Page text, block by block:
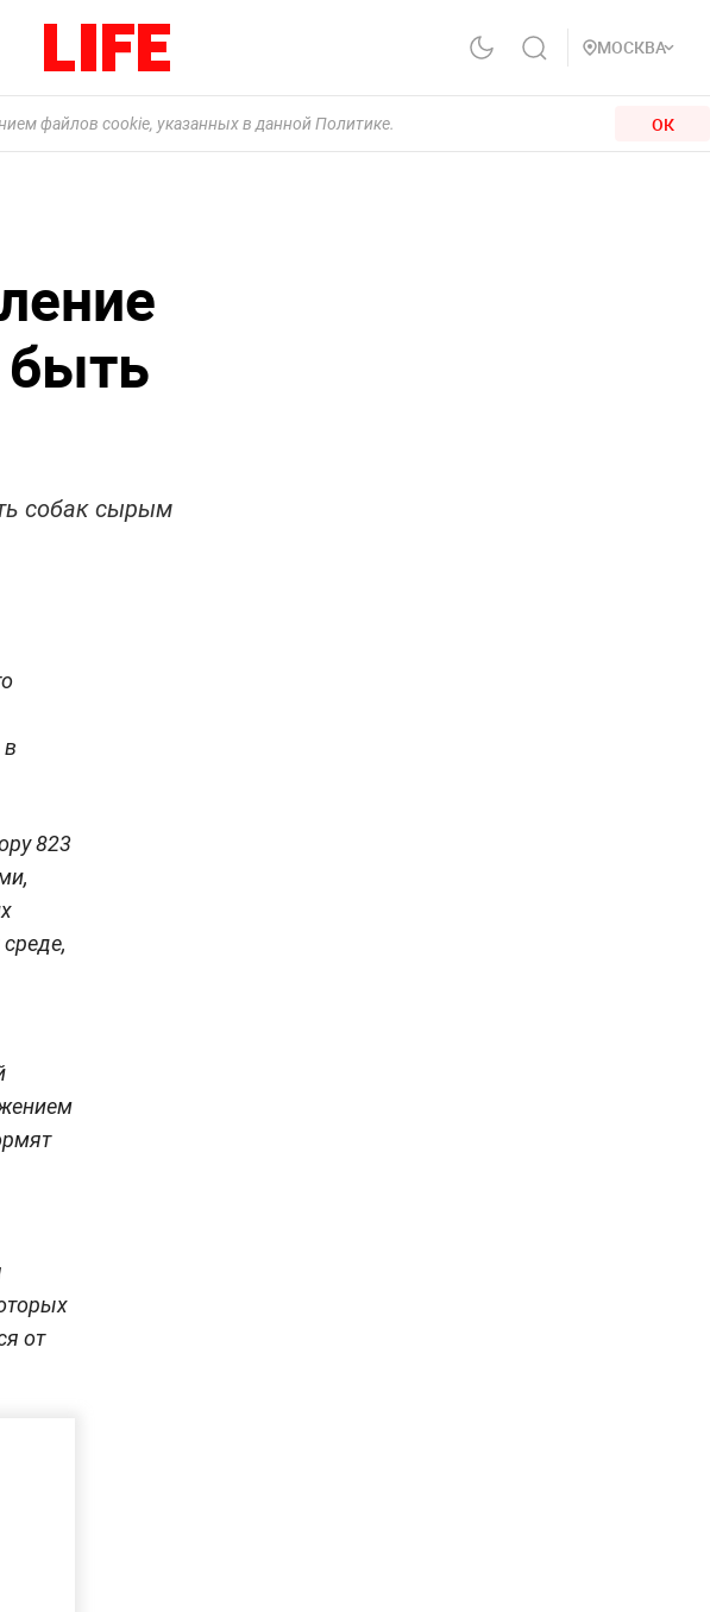
МОСКВА
файлов cookie, указанных в данной Политике. ОК
собак сырым
в
823
от